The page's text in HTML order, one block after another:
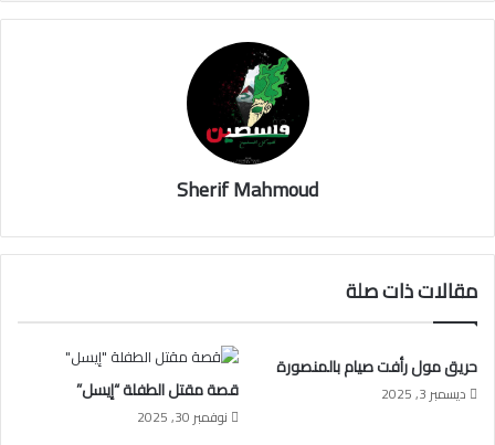
Sherif Mahmoud
مقالات ذات صلة
حريق مول رأفت صيام بالمنصورة
ديسمبر 3, 2025 قصة مقتل الطفلة “إيسل”
نوفمبر 30, 2025